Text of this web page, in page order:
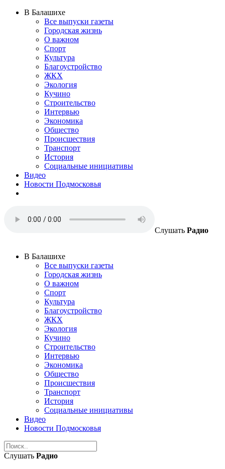
В Балашихе
Все выпуски газеты
Городская жизнь
О важном
Спорт
Культура
Благоустройство
ЖКХ
Экология
Кучино
Строительство
Интервью
Экономика
Общество
Происшествия
Транспорт
История
Социальные инициативы
Видео
Новости Подмосковья
Слушать Радио
В Балашихе
Все выпуски газеты
Городская жизнь
О важном
Спорт
Культура
Благоустройство
ЖКХ
Экология
Кучино
Строительство
Интервью
Экономика
Общество
Происшествия
Транспорт
История
Социальные инициативы
Видео
Новости Подмосковья
Слушать Радио